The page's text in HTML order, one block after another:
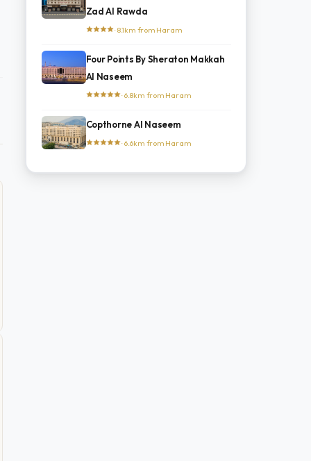
Zad Al Rawda
· 8.1km from Haram
Four Points By Sheraton Makkah
Al Naseem
· 6.8km from Haram
Copthorne Al Naseem
· 6.6km from Haram